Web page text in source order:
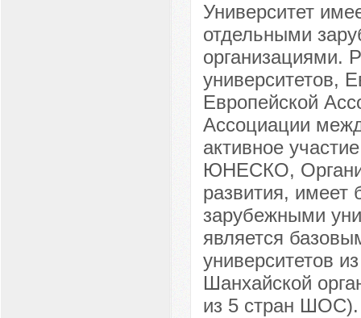
Университет
отдельными
организациями.
университетов,
Европейской
Ассоциации
активное
ЮНЕСКО,
развития, имеет
зарубежными
является
университетов
Шанхайской
из 5 стран ШОС).